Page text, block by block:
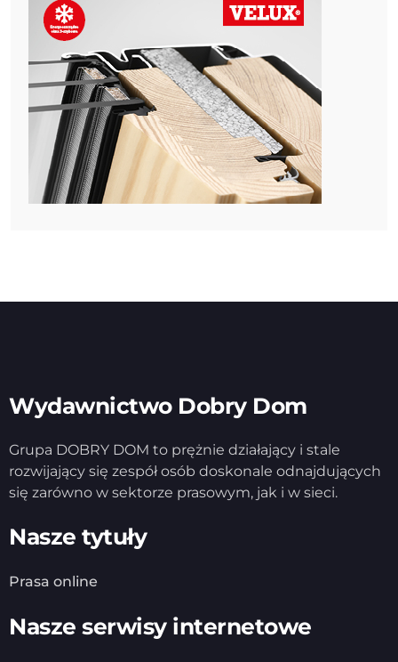
Wydawnictwo Dobry Dom
Grupa DOBRY DOM to prężnie działający i stale
rozwijający się zespół osób doskonale odnajdujących
się zarówno w sektorze prasowym, jak i w sieci.
Nasze tytuły
Prasa online
Nasze serwisy internetowe